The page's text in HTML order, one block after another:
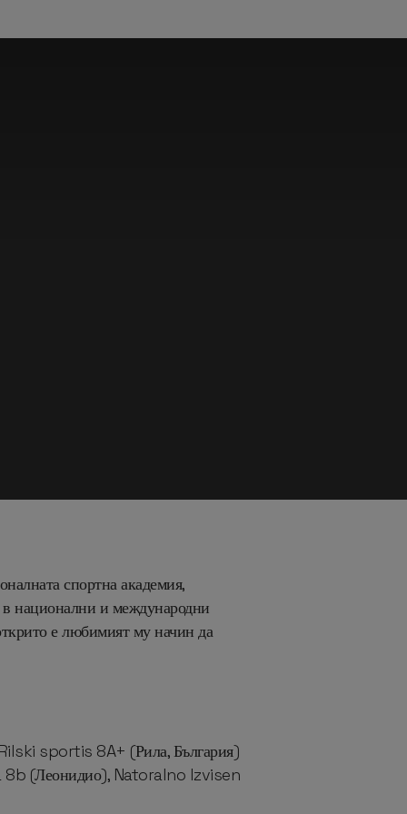
спортна академия,
в национални и международни
е любимият му начин да
sportis 8A+ (Рила, България)
(Леонидио), Natoralno Izvisen